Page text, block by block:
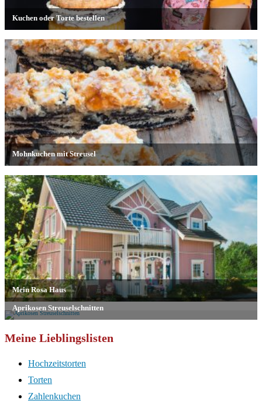
Meine Lieblingslisten
Hochzeitstorten
Torten
Zahlenkuchen